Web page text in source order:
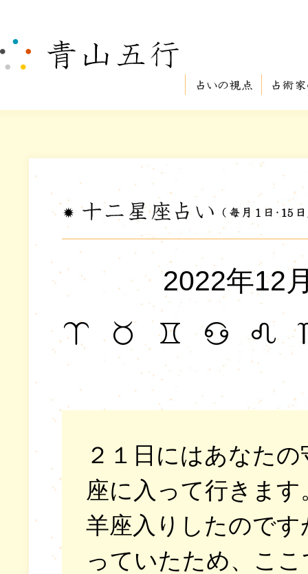
2022年12
２１日にはあなた
座に入って行きま
羊座入りしたので
っていたため、こ